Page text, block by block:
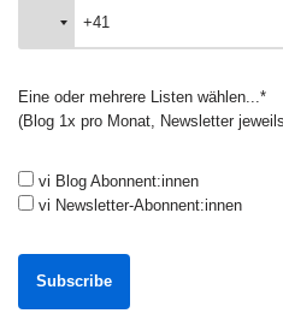
Eine oder mehrere Listen wählen...*
(Blog 1x pro Monat, Newsletter
vi Blog Abonnent:innen
vi Newsletter-Abonnent:innen